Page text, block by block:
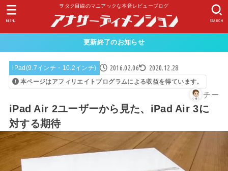
ヲタク目線のマニアックな本音レビューブログ
SEARCH
MENU
更新終了のお知らせ
iPad(9.7インチ・10.2インチ) 2016.02.06 2020.12.28
本ページはアフィリエイトプログラムによる収益を得ています。
チー
iPad Air 2ユーザーから見た、iPad Air 3に
対する期待